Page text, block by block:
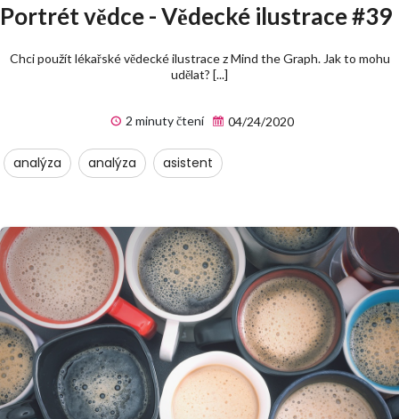
Portrét vědce - Vědecké ilustrace #39
Chci použít lékařské vědecké ilustrace z Mind the Graph. Jak to mohu
udělat? [...]
2 minuty čtení 04/24/2020
analýza analýza asistent